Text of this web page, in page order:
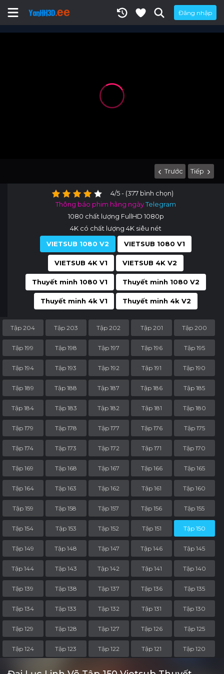
Đăng nhập
Trước Tiếp
4/5 - (377 bình chọn)
Thông báo phim hằng ngàyTelegram
1080 chất lượng FullHD 1080p
4K có chất lượng 4K siêu nét
VIETSUB 1080 V2
VIETSUB 1080 V1
VIETSUB 4K V1 VIETSUB 4K V2
Thuyết minh 1080 V1 Thuyết minh 1080 V2
Thuyết minh 4k V1 Thuyết minh 4k V2
Tập 204 Tập 203 Tập 202 Tập 201 Tập 200
Tập 199 Tập 198 Tập 197 Tập 196 Tập 195
Tập 194 Tập 193 Tập 192 Tập 191 Tập 190
Tập 189 Tập 188 Tập 187 Tập 186 Tập 185
Tập 184 Tập 183 Tập 182 Tập 181 Tập 180
Tập 179 Tập 178 Tập 177 Tập 176 Tập 175
Tập 174 Tập 173 Tập 172 Tập 171 Tập 170
Tập 169 Tập 168 Tập 167 Tập 166 Tập 165
Tập 164 Tập 163 Tập 162 Tập 161 Tập 160
Tập 159 Tập 158 Tập 157 Tập 156 Tập 155
Tập 154 Tập 153 Tập 152 Tập 151 Tập 150
Tập 149 Tập 148 Tập 147 Tập 146 Tập 145
Tập 144 Tập 143 Tập 142 Tập 141 Tập 140
Tập 139 Tập 138 Tập 137 Tập 136 Tập 135
Tập 134 Tập 133 Tập 132 Tập 131 Tập 130
Tập 129 Tập 128 Tập 127 Tập 126 Tập 125
Tập 124 Tập 123 Tập 122 Tập 121 Tập 120
Tập 119 Tập 118 Tập 116 Tập 115